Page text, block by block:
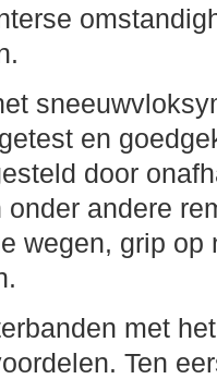
en
door
andere
wegen, grip
met
Ten